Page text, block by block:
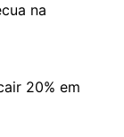
na
20% em